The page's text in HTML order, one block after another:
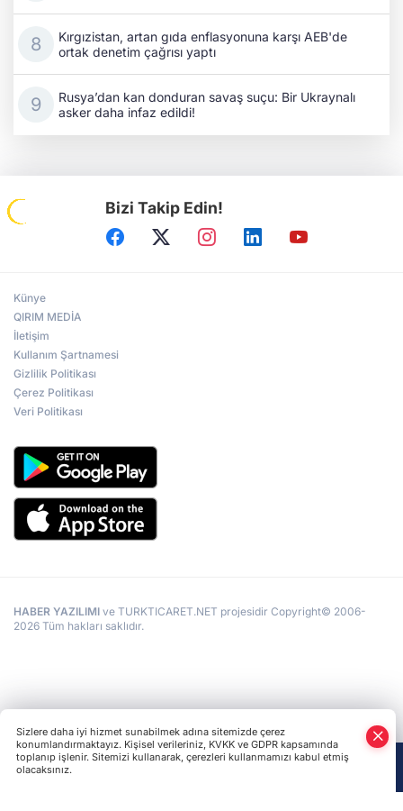
Kırgızistan, artan gıda enflasyonuna karşı AEB'de
ortak denetim çağrısı yaptı
Rusya’dan kan donduran savaş suçu: Bir Ukraynalı
asker daha infaz edildi!
Bizi Takip Edin!
Künye
QIRIM MEDİA
İletişim
Kullanım Şartnamesi
Gizlilik Politikası
Çerez Politikası
Veri Politikası
HABER YAZILIMI ve TURKTICARET.NET projesidir Copyright© 2006-
2026 Tüm hakları saklıdır.
Sizlere daha iyi hizmet sunabilmek adına sitemizde çerez
konumlandırmaktayız. Kişisel verileriniz, KVKK ve GDPR kapsamında
toplanıp işlenir. Sitemizi kullanarak, çerezleri kullanmamızı kabul etmiş
olacaksınız.